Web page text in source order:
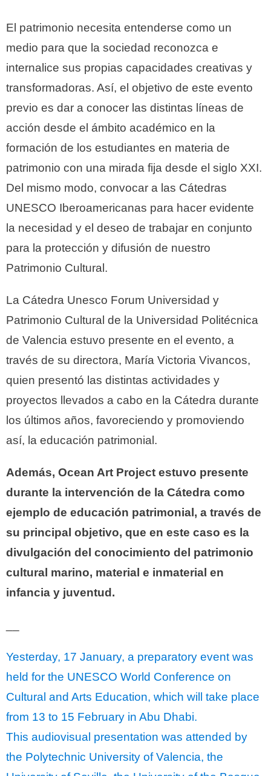
El patrimonio necesita entenderse como un
medio para que la sociedad reconozca e
internalice sus propias capacidades creativas y
transformadoras. Así, el objetivo de este evento
previo es dar a conocer las distintas líneas de
acción desde el ámbito académico en la
formación de los estudiantes en materia de
patrimonio con una mirada fija desde el siglo XXI.
Del mismo modo, convocar a las Cátedras
UNESCO Iberoamericanas para hacer evidente
la necesidad y el deseo de trabajar en conjunto
para la protección y difusión de nuestro
Patrimonio Cultural.
La Cátedra Unesco Forum Universidad y
Patrimonio Cultural de la Universidad Politécnica
de Valencia estuvo presente en el evento, a
través de su directora, María Victoria Vivancos,
quien presentó las distintas actividades y
proyectos llevados a cabo en la Cátedra durante
los últimos años, favoreciendo y promoviendo
así, la educación patrimonial.
Además, Ocean Art Project estuvo presente
durante la intervención de la Cátedra como
ejemplo de educación patrimonial, a través de
su principal objetivo, que en este caso es la
divulgación del conocimiento del patrimonio
cultural marino, material e inmaterial en
infancia y juventud.
Yesterday, 17 January, a preparatory event was
held for the UNESCO World Conference on
Cultural and Arts Education, which will take place
from 13 to 15 February in Abu Dhabi.
This audiovisual presentation was attended by
the Polytechnic University of Valencia, the